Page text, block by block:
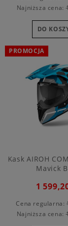
Najniższa cena:
DO
Kask AIROH
Mavick
1
Cena regularna:
Najniższa cena:
PROMOCJA